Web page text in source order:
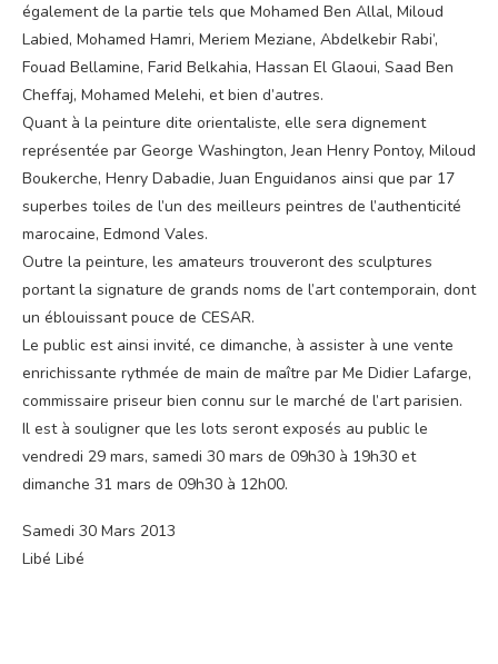
également de la partie tels que Mohamed Ben Allal, Miloud
Labied, Mohamed Hamri, Meriem Meziane, Abdelkebir Rabi’,
Fouad Bellamine, Farid Belkahia, Hassan El Glaoui, Saad Ben
Cheffaj, Mohamed Melehi, et bien d’autres.
Quant à la peinture dite orientaliste, elle sera dignement
représentée par George Washington, Jean Henry Pontoy, Miloud
Boukerche, Henry Dabadie, Juan Enguidanos ainsi que par 17
superbes toiles de l’un des meilleurs peintres de l’authenticité
marocaine, Edmond Vales.
Outre la peinture, les amateurs trouveront des sculptures
portant la signature de grands noms de l’art contemporain, dont
un éblouissant pouce de CESAR.
Le public est ainsi invité, ce dimanche, à assister à une vente
enrichissante rythmée de main de maître par Me Didier Lafarge,
commissaire priseur bien connu sur le marché de l’art parisien.
Il est à souligner que les lots seront exposés au public le
vendredi 29 mars, samedi 30 mars de 09h30 à 19h30 et
dimanche 31 mars de 09h30 à 12h00.
Samedi 30 Mars 2013
Libé Libé